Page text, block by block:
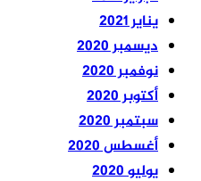
يناير 2021
ديسمبر 2020
نوفمبر 2020
أكتوبر 2020
سبتمبر 2020
أغسطس 2020
يوليو 2020